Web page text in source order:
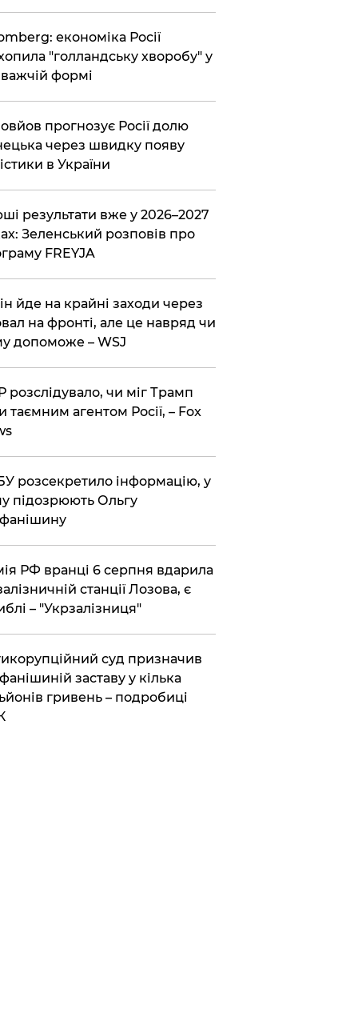
економіка Росії
"голландську хворобу" у
формі
прогнозує Росії долю
через швидку появу
в України
результати вже у 2026–2027
Зеленський розповів про
FREYJA
йде на крайні заходи через
на фронті, але це навряд чи
допоможе – WSJ
розслідувало, чи міг Трамп
таємним агентом Росії, – Fox
розсекретило інформацію, у
підозрюють Ольгу
РФ вранці 6 серпня вдарила
станції Лозова, є
– "Укрзалізниця"
суд призначив
заставу у кілька
гривень – подробиці